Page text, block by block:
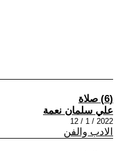
(6) صلاة
علي سلمان نعمة
2022 / 1 / 12
الادب والفن